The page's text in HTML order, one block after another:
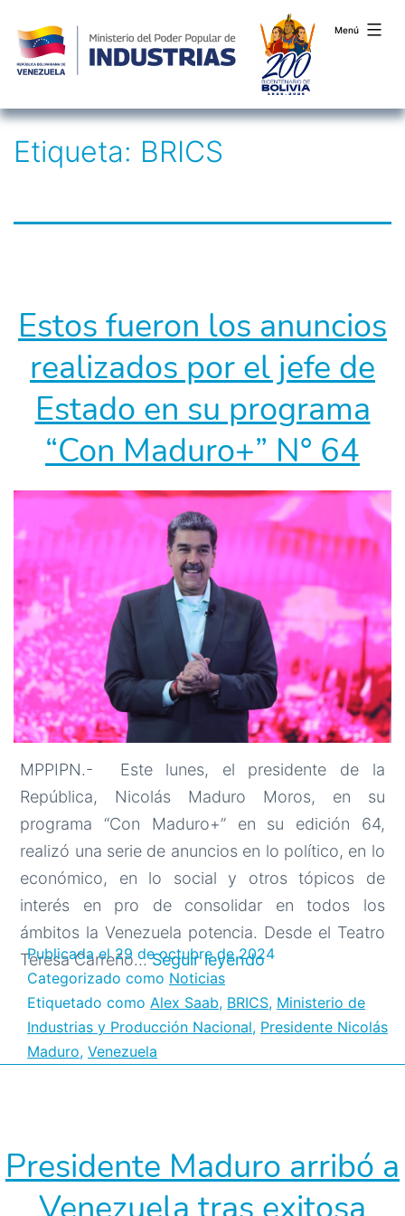
Saltar
Menú
Etiqueta: BRICS
Estos fueron los anuncios
realizados por el jefe de
Estado en su programa
“Con Maduro+” N° 64
MPPIPN.- Este lunes, el presidente de la
República, Nicolás Maduro Moros, en su
programa “Con Maduro+” en su edición 64,
realizó una serie de anuncios en lo político, en lo
económico, en lo social y otros tópicos de
interés en pro de consolidar en todos los
ámbitos la Venezuela potencia. Desde el Teatro
Teresa Carreño…Seguir leyendoEstos
los
anuncios
realizados
de
Estado
Publicada el29 de octubre de 2024
Categorizado como Noticias
Etiquetado como Alex Saab, BRICS, Ministerio de
Industrias y Producción Nacional, Presidente Nicolás
Maduro, Venezuela
Presidente Maduro arribó a